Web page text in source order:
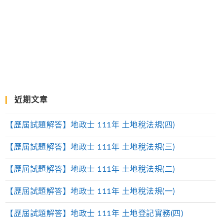
近期文章
【歷屆試題解答】地政士 111年 土地稅法規(四)
【歷屆試題解答】地政士 111年 土地稅法規(三)
【歷屆試題解答】地政士 111年 土地稅法規(二)
【歷屆試題解答】地政士 111年 土地稅法規(一)
【歷屆試題解答】地政士 111年 土地登記實務(四)